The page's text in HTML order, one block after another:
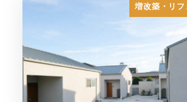
増改築・リ